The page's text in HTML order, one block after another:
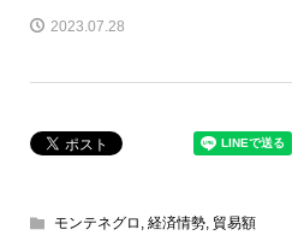
2023.07.28
モンテネグロ , 経済情勢, 貿易額